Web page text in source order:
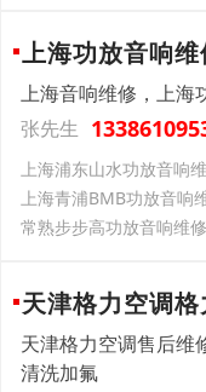
上海功放音响维
上海音响维修，上海
张先生
上海浦东山水功放音响
上海青浦BMB功放音响
常熟步步高功放音响维
天津格力空调
天津格力空调售后维
清洗加氟